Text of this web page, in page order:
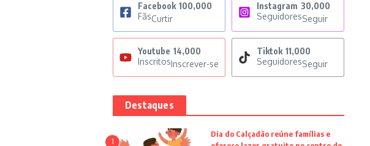
Facebook 100,000
FãsCurtir
Instagram 30,000
SeguidoresSeguir
Youtube 14,000
InscritosInscrever-se
Tiktok 11,000
SeguidoresSeguir
Destaques
1
Dia do Calçadão reúne famílias e